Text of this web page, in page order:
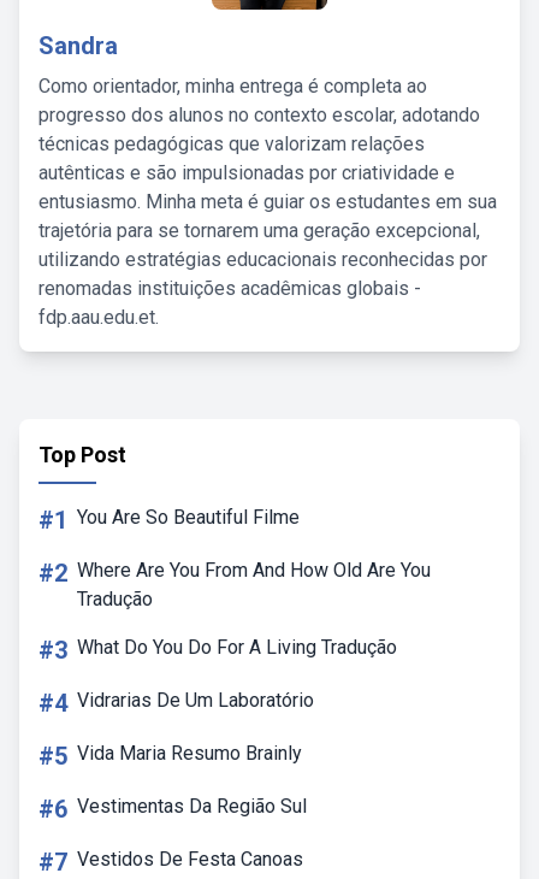
Sandra
Como orientador, minha entrega é completa ao
progresso dos alunos no contexto escolar, adotando
técnicas pedagógicas que valorizam relações
autênticas e são impulsionadas por criatividade e
entusiasmo. Minha meta é guiar os estudantes em sua
trajetória para se tornarem uma geração excepcional,
utilizando estratégias educacionais reconhecidas por
renomadas instituições acadêmicas globais -
fdp.aau.edu.et.
Top Post
#1 You Are So Beautiful Filme
#2 Where Are You From And How Old Are You
Tradução
#3 What Do You Do For A Living Tradução
#4 Vidrarias De Um Laboratório
#5 Vida Maria Resumo Brainly
#6 Vestimentas Da Região Sul
#7 Vestidos De Festa Canoas